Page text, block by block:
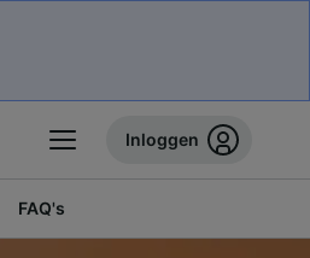
Inloggen
FAQ's